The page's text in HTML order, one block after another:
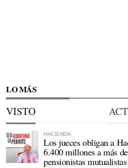
LO MÁS
VISTO
HACIENDA
Los jueces obligan a
6.400 millones a más
pensionistas mutualistas